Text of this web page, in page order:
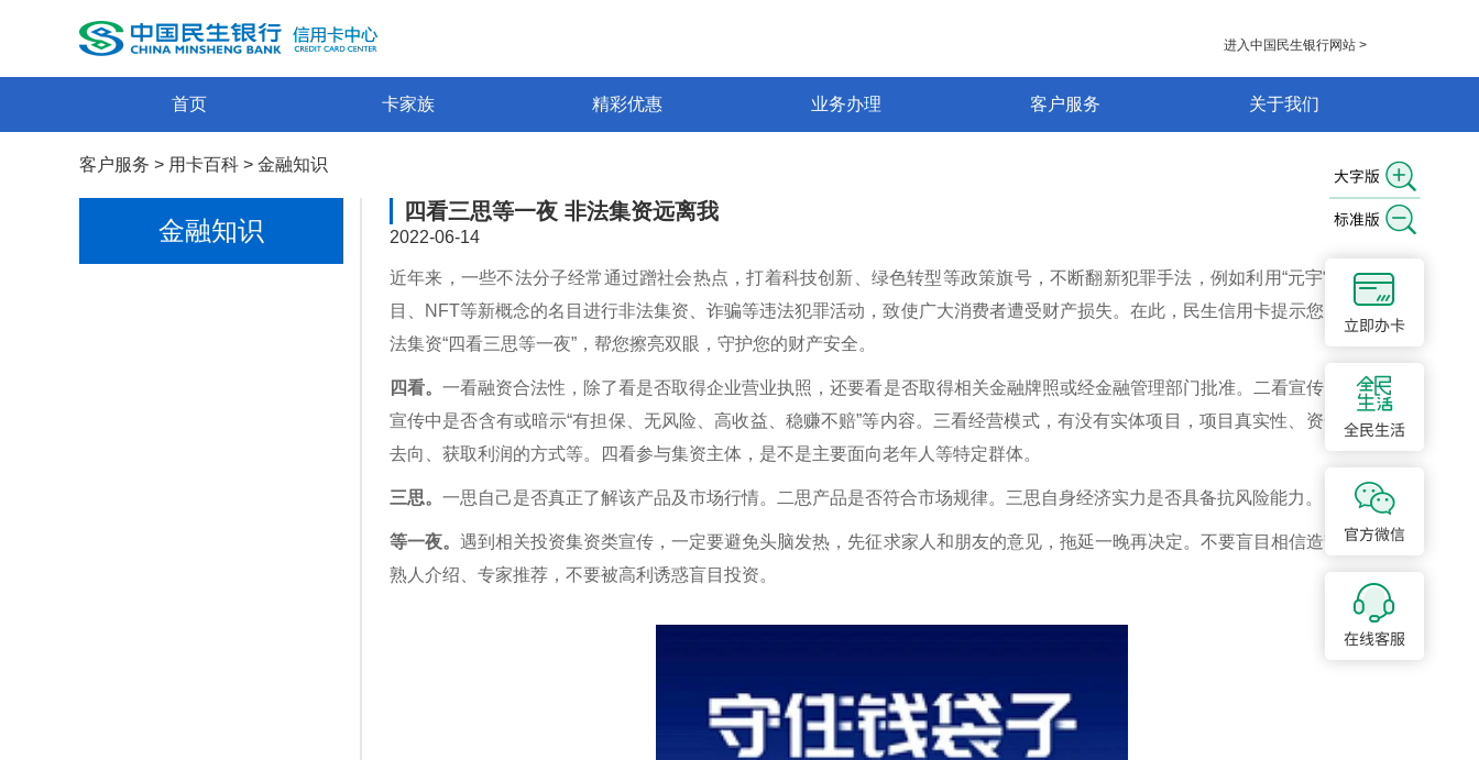
进入中国民生银行网站 >
首页 卡家族 精彩优惠 业务办理 客户服务 关于我们
客户服务 > 用卡百科 > 金融知识
金融知识
四看三思等一夜 非法集资远离我
2022-06-14
近年来，一些不法分子经常通过蹭社会热点，打着科技创新、绿色转型等政策旗号，不断翻新犯罪手法，例如利用“元宇宙投资项
目、NFT等新概念的名目进行非法集资、诈骗等违法犯罪活动，致使广大消费者遭受财产损失。在此，民生信用卡提示您：防范非
法集资“四看三思等一夜”，帮您擦亮双眼，守护您的财产安全。
四看。一看融资合法性，除了看是否取得企业营业执照，还要看是否取得相关金融牌照或经金融管理部门批准。二看宣传内容，看
宣传中是否含有或暗示“有担保、无风险、高收益、稳赚不赔”等内容。三看经营模式，有没有实体项目，项目真实性、资金的投向
去向、获取利润的方式等。四看参与集资主体，是不是主要面向老年人等特定群体。
三思。 一思自己是否真正了解该产品及市场行情。二思产品是否符合市场规律。三思自身经济实力是否具备抗风险能力。
等一夜。遇到相关投资集资类宣传，一定要避免头脑发热，先征求家人和朋友的意见，拖延一晚再决定。不要盲目相信造势宣传、
熟人介绍、专家推荐，不要被高利诱惑盲目投资。